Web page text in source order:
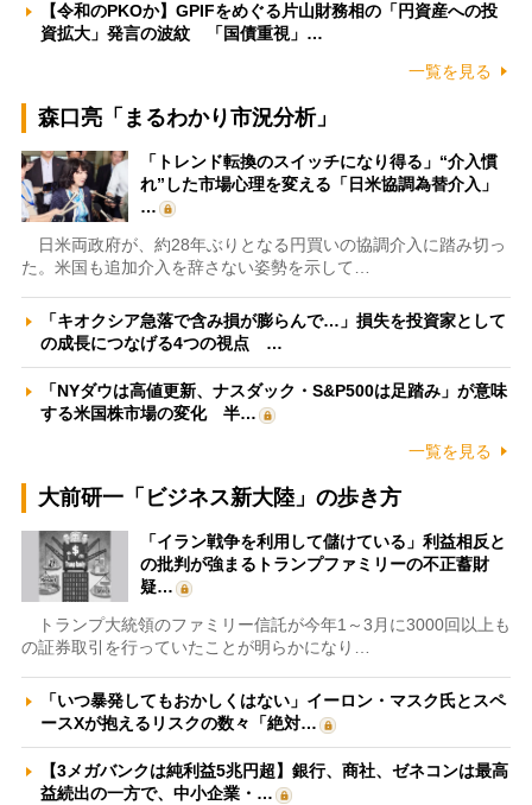
【令和のPKOか】GPIFをめぐる片山財務相の「円資産への投
資拡大」発言の波紋 「国債重視」…
一覧を見る
森口亮「まるわかり市況分析」
「トレンド転換のスイッチになり得る」“介入慣
れ”した市場心理を変える「日米協調為替介入」
…
日米両政府が、約28年ぶりとなる円買いの協調介入に踏み切っ
た。米国も追加介入を辞さない姿勢を示して…
「キオクシア急落で含み損が膨らんで…」損失を投資家として
の成長につなげる4つの視点 …
「NYダウは高値更新、ナスダック・S&P500は足踏み」が意味
する米国株市場の変化 半…
一覧を見る
大前研一「ビジネス新大陸」の歩き方
「イラン戦争を利用して儲けている」利益相反と
の批判が強まるトランプファミリーの不正蓄財
疑…
トランプ大統領のファミリー信託が今年1～3月に3000回以上も
の証券取引を行っていたことが明らかになり…
「いつ暴発してもおかしくはない」イーロン・マスク氏とスペ
ースXが抱えるリスクの数々「絶対…
【3メガバンクは純利益5兆円超】銀行、商社、ゼネコンは最高
益続出の一方で、中小企業・…